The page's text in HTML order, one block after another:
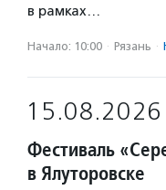
в рамках…
Начало: 10:00 · Рязань ·
15.08.2026
Фестиваль
в Ялуторовске